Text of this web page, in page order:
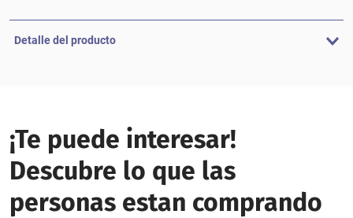
Detalle del producto
¡Te puede interesar!
Descubre lo que las
personas estan comprando